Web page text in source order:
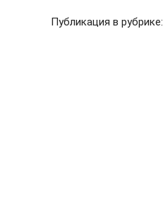
Публикация в рубрике: